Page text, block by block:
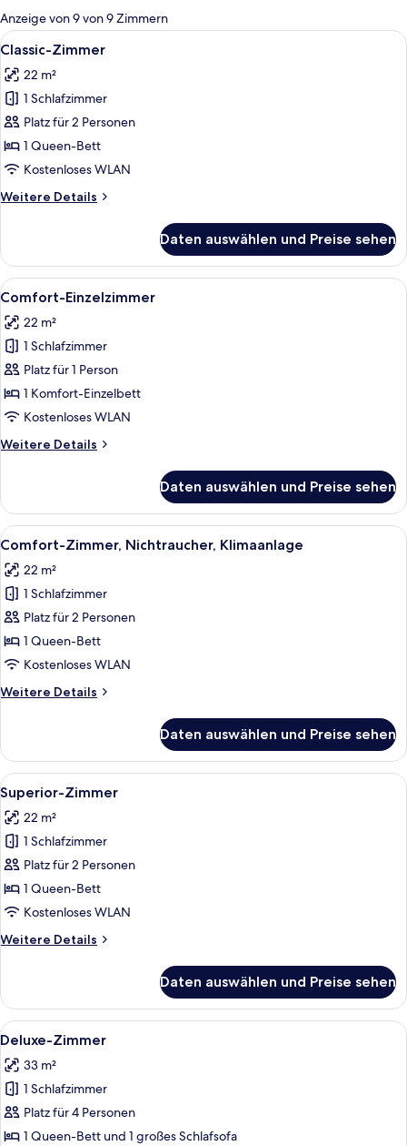
für
Zimmer
Anzeige von 9 von 9 Zimmern
Alle
Fotos
für
Classic-
Zimmer
anzeigen
Ein Hotelzimmer mit einem großen
4
Classic-Zimmer
22 m²
1 Schlafzimmer
Platz für 2 Personen
1 Queen-Bett
Kostenloses WLAN
Weitere Details
Weitere
Zimmer
Daten auswählen und Preise sehen
Alle
Fotos
für
Comfort-
Einzelzimmer
anzeigen
Ein Hotelzimmer mit einem großen
4
Comfort-Einzelzimmer
22 m²
1 Schlafzimmer
Platz für 1 Person
1 Komfort-Einzelbett
Kostenloses WLAN
Weitere Details
Weitere
Einzelzimmer
Daten auswählen und Preise sehen
Alle
Fotos
für
Comfort-
Zimmer,
Nichtraucher,
Klimaanlage
Ein Hotelzimmer mit zwei Betten,
5
Comfort-Zimmer, Nichtraucher, Klimaanlage
22 m²
1 Schlafzimmer
Platz für 2 Personen
1 Queen-Bett
Kostenloses WLAN
Weitere Details
Weitere
Zimmer,
Nichtraucher,
Klimaanlage
Daten auswählen und Preise sehen
Alle
Fotos
für
Superior-
Zimmer
anzeigen
Ein modernes Hotelzimmer mit
5
Superior-Zimmer
22 m²
1 Schlafzimmer
Platz für 2 Personen
1 Queen-Bett
Kostenloses WLAN
Weitere Details
Weitere
Zimmer
Daten auswählen und Preise sehen
Alle
Fotos
für
Deluxe-
Zimmer
anzeigen
Ein Hotelzimmer mit einem großen
4
Deluxe-Zimmer
33 m²
1 Schlafzimmer
Platz für 4 Personen
1 Queen-Bett und 1 großes Schlafsofa